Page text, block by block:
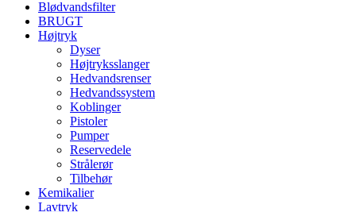
Blødvandsfilter
BRUGT
Højtryk
Dyser
Højtryksslanger
Hedvandsrenser
Hedvandssystem
Koblinger
Pistoler
Pumper
Reservedele
Strålerør
Tilbehør
Kemikalier
Lavtryk